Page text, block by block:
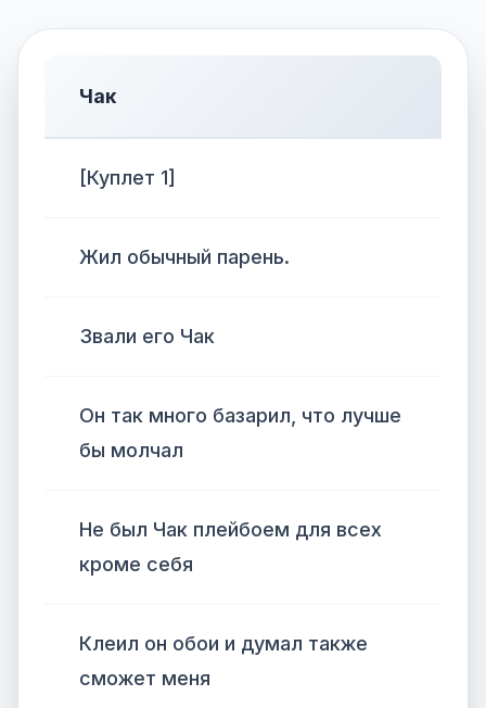
Чак
[Куплет 1]
Жил обычный парень.
Звали его Чак
Он так много базарил, что лучше
бы молчал
Не был Чак плейбоем для всех
кроме себя
Клеил он обои и думал также
сможет меня